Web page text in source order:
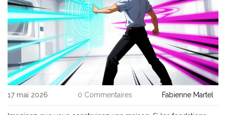
17 mai 2026 0 Commentaires Fabienne Martel